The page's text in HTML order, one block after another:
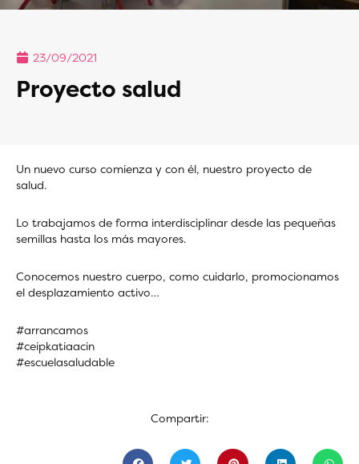
23/09/2021
Proyecto salud
Un nuevo curso comienza y con él, nuestro proyecto de
salud.
Lo trabajamos de forma interdisciplinar desde las pequeñas
semillas hasta los más mayores.
Conocemos nuestro cuerpo, como cuidarlo, promocionamos
el desplazamiento activo…
#arrancamos
#ceipkatiaacin
#escuelasaludable
Compartir: